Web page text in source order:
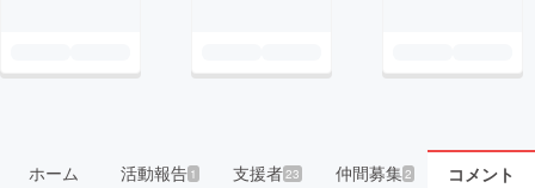
ホーム 活動報告1 支援者 23 仲間募集 2 コメント